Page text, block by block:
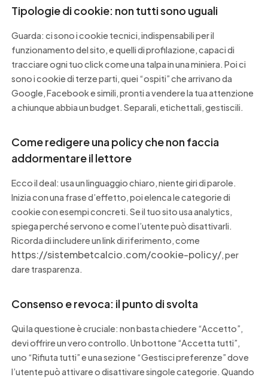
Tipologie di cookie: non tutti sono uguali
Guarda: ci sono i cookie tecnici, indispensabili per il
funzionamento del sito, e quelli di profilazione, capaci di
tracciare ogni tuo click come una talpa in una miniera. Poi ci
sono i cookie di terze parti, quei “ospiti” che arrivano da
Google, Facebook e simili, pronti a vendere la tua attenzione
a chiunque abbia un budget. Separali, etichettali, gestiscili.
Come redigere una policy che non faccia
addormentare il lettore
Ecco il deal: usa un linguaggio chiaro, niente giri di parole.
Inizia con una frase d’effetto, poi elenca le categorie di
cookie con esempi concreti. Se il tuo sito usa analytics,
spiega perché servono e come l’utente può disattivarli.
Ricorda di includere un link di riferimento, come
https://sistembetcalcio.com/cookie-policy/, per
dare trasparenza.
Consenso e revoca: il punto di svolta
Qui la questione è cruciale: non basta chiedere “Accetto”,
devi offrire un vero controllo. Un bottone “Accetta tutti”,
uno “Rifiuta tutti” e una sezione “Gestisci preferenze” dove
l’utente può attivare o disattivare singole categorie. Quando